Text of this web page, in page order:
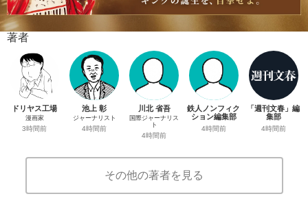
著者
ドリヤス工場
漫画家
3時間前
池上 彰
ジャーナリスト
4時間前
川北 省吾
国際ジャーナリス
ト
4時間前
鉄人ノンフィク
ション編集部
4時間前
「週刊文春」編
集部
4時間前
その他の著者を見る